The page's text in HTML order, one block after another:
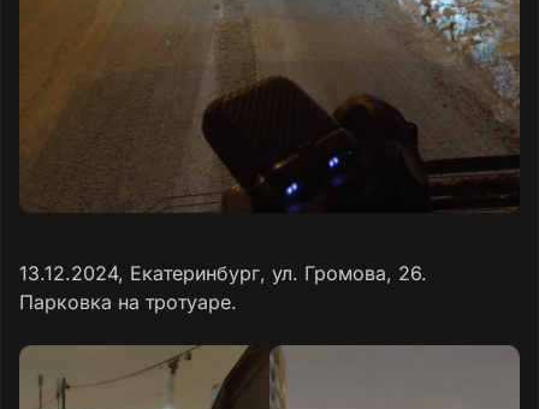
13.12.2024, Екатеринбург, ул. Громова, 26.
Парковка на тротуаре.